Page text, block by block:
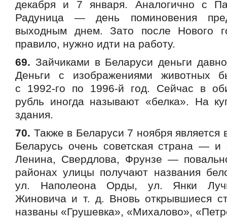
декабря и 7 января. Аналогично с
Радуница — день поминовения
выходным днем. Зато после Нового
правило, нужно идти на работу.
69. Зайчиками в Беларуси деньги
Деньги с изображениями животных
с 1992-го по 1996-й год. Сейчас в
рубль иногда называют «белка». На
здания.
70. Также в Беларуси 7 ноября
Беларусь очень советская страна — и
Ленина, Свердлова, Фрунзе —
районах улицы получают названия
ул. Наполеона Орды, ул. Янки
Жиновича и т. д. Вновь открывшиеся
названы «Грушевка», «Михалово»,